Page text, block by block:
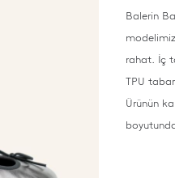
Balerin
rahat. İç
TPU
Ürünün